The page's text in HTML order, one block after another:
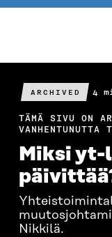
ARCHIVED 4
TÄMÄ SIVU ON
VANHENTUNUTTA
Miksi
Nikkilä.